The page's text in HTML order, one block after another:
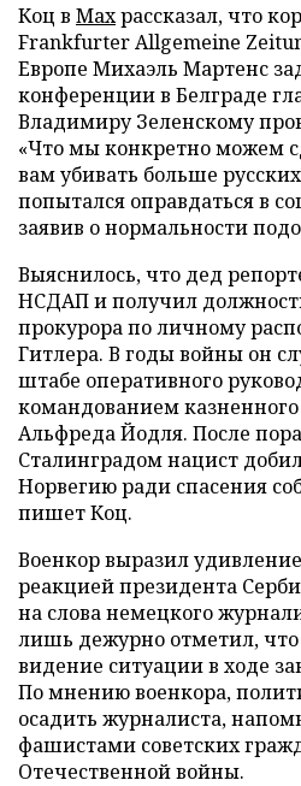
Коц в Махрассказал, что
Frankfurter Allgemeine
Европе Михаэль Мартенс
конференции в Белграде
Владимиру Зеленскому
«Что мы конкретно можем
вам убивать больше
попытался оправдаться в
заявив о нормальности
Выяснилось, что дед
НСДАП и получил
прокурора по личному
Гитлера. В годы войны он
штабе оперативного
командованием
Альфреда Йодля. После
Сталинградом нацист
Норвегию ради спасения
пишет Коц.
Военкор выразил
реакцией президента
на слова немецкого
лишь дежурно отметил, что
видение ситуации в ходе
По мнению военкора,
осадить журналиста,
фашистами советских
Отечественной войны.